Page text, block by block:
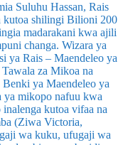
Suluhu Hassan, Rais
kutoa shilingi Bilioni 200
madarakani kwa ajili
changa. Wizara ya
ya Rais – Maendeleo ya
za Mikoa na
ya Maendeleo ya
mikopo nafuu kwa
kutoa vifaa na
(Ziwa Victoria,
wa kuku, ufugaji wa